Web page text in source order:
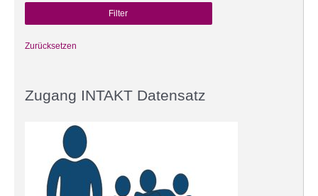
Zurücksetzen
Zugang INTAKT Datensatz